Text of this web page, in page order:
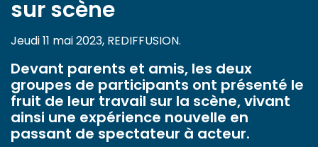
sur scène
Jeudi 11 mai 2023, REDIFFUSION.
Devant parents et amis, les deux
groupes de participants ont présenté le
fruit de leur travail sur la scène, vivant
ainsi une expérience nouvelle en
passant de spectateur à acteur.